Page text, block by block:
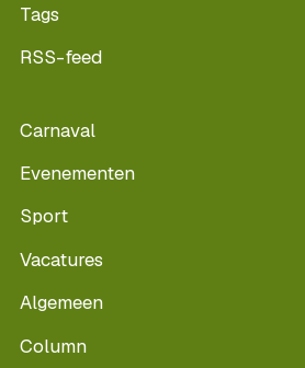
Tags
RSS-feed
Carnaval
Evenementen
Sport
Vacatures
Algemeen
Column